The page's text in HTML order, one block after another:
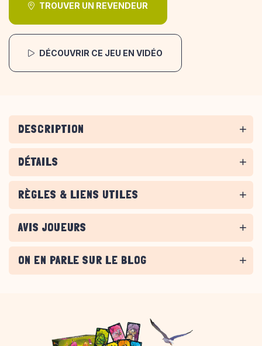
TROUVER UN REVENDEUR
DÉCOUVRIR CE JEU EN VIDÉO
DESCRIPTION
DÉTAILS
RÈGLES & LIENS UTILES
AVIS JOUEURS
ON EN PARLE SUR LE BLOG